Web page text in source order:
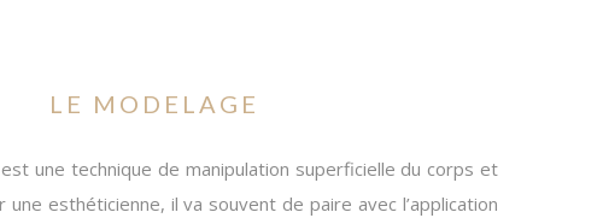
LE MODELAGE
une technique de manipulation superficielle du corps et
une esthéticienne, il va souvent de paire avec l’application